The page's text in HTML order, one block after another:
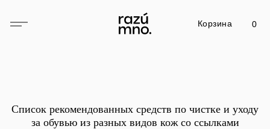
Корзина 0
Список рекомендованных средств по чистке и уходу
за обувью из разных видов кож со ссылками